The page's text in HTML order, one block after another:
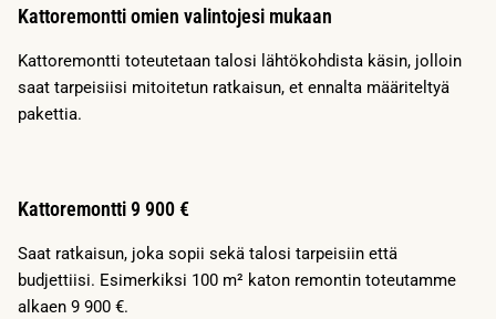
Kattoremontti omien valintojesi mukaan
Kattoremontti toteutetaan talosi lähtökohdista käsin, jolloin
saat tarpeisiisi mitoitetun ratkaisun, et ennalta määriteltyä
pakettia.
Kattoremontti 9 900 €
Saat ratkaisun, joka sopii sekä talosi tarpeisiin että
budjettiisi. Esimerkiksi 100 m² katon remontin toteutamme
alkaen 9 900 €.